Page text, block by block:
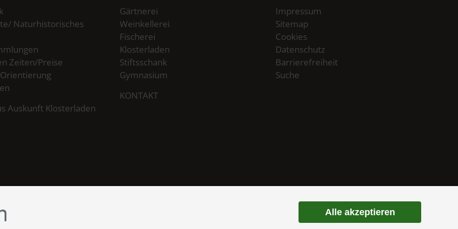
Naturhistorisches
Zeiten/Preise
Auskunft Klosterladen
Gärtnerei
Weinkellerei
Fischerei
Klosterladen
Stiftsschank
Gymnasium
KONTAKT
Impressum
Sitemap
Cookies
Datenschutz
Barrierefreiheit
Suche
Alle akzeptieren